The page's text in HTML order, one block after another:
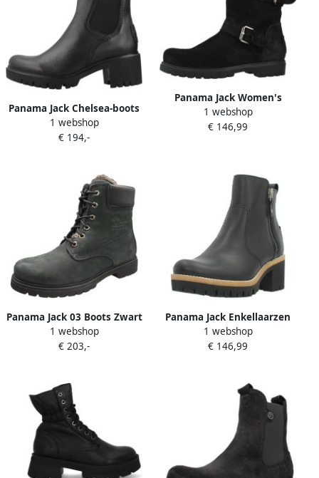
Panama Jack Chelsea-boots
Pia Enkellaars instapschoen
blokhak met profielzool
1 webshop
€ 194,-
Panama Jack Women's
Felina B27 Hoge schoenen
zwart
1 webshop
€ 146,99
Panama Jack 03 Boots Zwart
Dames
1 webshop
€ 203,-
Panama Jack Enkellaarzen
Pauline
1 webshop
€ 146,99